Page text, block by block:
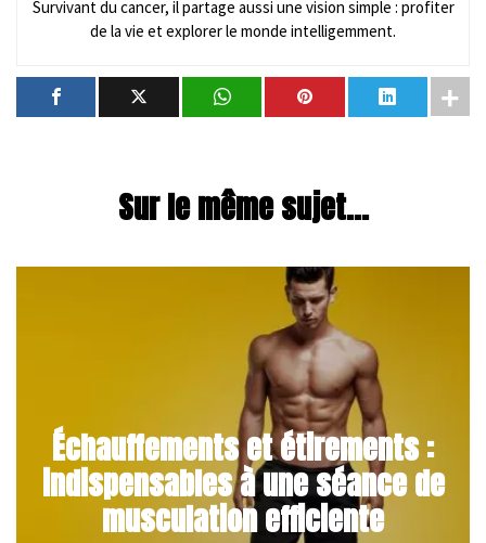
Survivant du cancer, il partage aussi une vision simple : profiter
de la vie et explorer le monde intelligemment.
Sur le même sujet...
Échauffements et étirements :
indispensables à une séance de
musculation efficiente